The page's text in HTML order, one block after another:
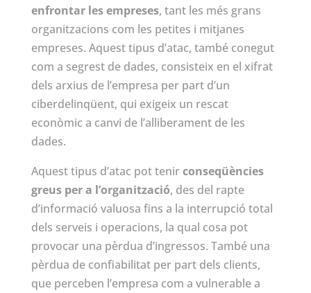
enfrontar les empreses, tant les més grans
organitzacions com les petites i mitjanes
empreses. Aquest tipus d’atac, també conegut
com a segrest de dades, consisteix en el xifrat
dels arxius de l’empresa per part d’un
ciberdelinqüent, qui exigeix un rescat
econòmic a canvi de l’alliberament de les
dades.
Aquest tipus d’atac pot tenirconseqüències
greus per a l’organització, des del rapte
d’informació valuosa fins a la interrupció total
dels serveis i operacions, la qual cosa pot
provocar una pèrdua d’ingressos. També una
pèrdua de confiabilitat per part dels clients,
que perceben l’empresa com a vulnerable a